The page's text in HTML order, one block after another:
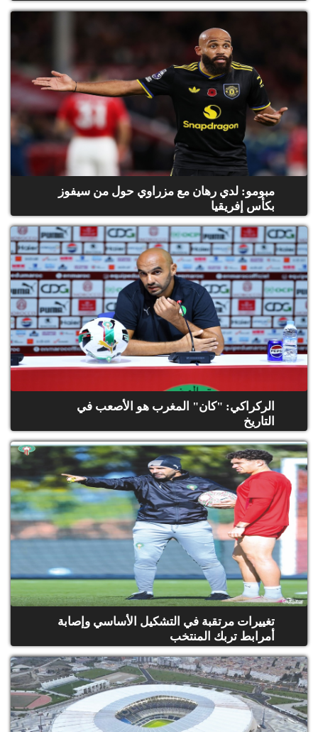
مبومو: لدي رهان مع مزراوي حول من سيفوز
بكأس إفريقيا
الركراكي: "كان" المغرب هو الأصعب في
التاريخ
تغييرات مرتقبة في التشكيل الأساسي وإصابة
أمرابط تربك المنتخب